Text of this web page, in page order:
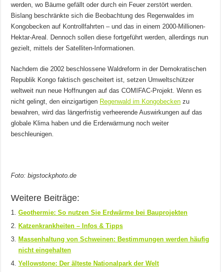
werden, wo Bäume gefällt oder durch ein Feuer zerstört werden.
Bislang beschränkte sich die Beobachtung des Regenwaldes im
Kongobecken auf Kontrollfahrten – und das in einem 2000-Millionen-
Hektar-Areal. Dennoch sollen diese fortgeführt werden, allerdings nun
gezielt, mittels der Satelliten-Informationen.
Nachdem die 2002 beschlossene Waldreform in der Demokratischen
Republik Kongo faktisch gescheitert ist, setzen Umweltschützer
weltweit nun neue Hoffnungen auf das COMIFAC-Projekt. Wenn es
nicht gelingt, den einzigartigen Regenwald im Kongobecken zu
bewahren, wird das längerfristig verheerende Auswirkungen auf das
globale Klima haben und die Erderwärmung noch weiter
beschleunigen.
Foto: bigstockphoto.de
Weitere Beiträge:
Geothermie: So nutzen Sie Erdwärme bei Bauprojekten
Katzenkrankheiten – Infos & Tipps
Massenhaltung von Schweinen: Bestimmungen werden häufig
nicht eingehalten
Yellowstone: Der älteste Nationalpark der Welt